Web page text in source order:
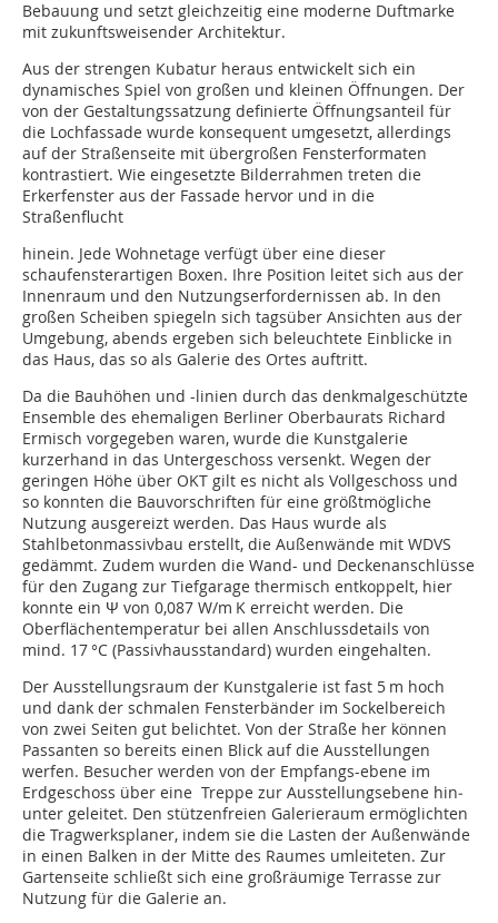
Bebauung und setzt gleichzeitig eine moderne Duftmarke
mit zukunftsweisender Architektur.
Aus der strengen Kubatur heraus entwickelt sich ein
dynamisches Spiel von großen und kleinen Öffnungen. Der
von der Gestaltungssatzung definierte Öffnungsanteil für
die Lochfassade wurde konsequent umgesetzt, allerdings
auf der Straßenseite mit übergroßen Fensterformaten
kontrastiert. Wie eingesetzte Bilderrahmen treten die
Erkerfenster aus der Fassade hervor und in die
Straßenflucht
hinein. Jede Wohnetage verfügt über eine dieser
schaufensterartigen Boxen. Ihre Position leitet sich aus der
Innenraum und den Nutzungserfordernissen ab. In den
großen Scheiben spiegeln sich tagsüber Ansichten aus der
Umgebung, abends ergeben sich beleuchtete Einblicke in
das Haus, das so als Galerie des Ortes auftritt.
Da die Bauhöhen und -linien durch das denkmalgeschützte
Ensemble des ehemaligen Berliner Oberbaurats Richard
Ermisch vor­gegeben waren, wurde die Kunstgalerie
kurzerhand in das Untergeschoss versenkt. Wegen der
geringen Höhe über OKT gilt es nicht als Vollgeschoss und
so konnten die Bauvorschriften für eine größtmögliche
Nutzung ausgereizt werden. Das Haus wurde als
Stahlbetonmassivbau erstellt, die Außenwände mit WDVS
gedämmt. Zudem wurden die Wand- und Deckenanschlüsse
für den Zugang zur Tief­garage thermisch entkoppelt, hier
konnte ein Ψ von 0,087 W/m K erreicht werden. Die
Oberflächentemperatur bei allen Anschlussdetails von
mind. 17 °C (Passivhausstandard) wurden eingehalten.
Der Ausstellungsraum der Kunstgalerie ist fast 5 m hoch
und dank der schmalen Fensterbänder im Sockelbereich
von zwei Seiten gut belichtet. Von der Straße her können
Passanten so bereits einen Blick auf die Aus­stellungen
werfen. Besucher werden von der Empfangs-ebene im
Erdgeschoss über eine Treppe zur Ausstellungsebene hin­
unter geleitet. Den stützenfreien Galerieraum ermöglichten
die Tragwerksplaner, indem sie die Lasten der Außenwände
in einen Balken in der Mitte des Raumes umleiteten. Zur
Gartenseite schließt sich eine großräumige Terrasse zur
Nutzung für die Galerie an.